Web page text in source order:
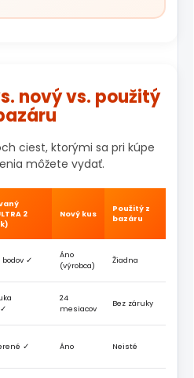
nový vs. použitý
ciest, ktorými sa pri kúpe
môžete vydať.
2
Nový kus
Použitý z
bazáru
✓
Áno
(výrobca)
Žiadna
24
mesiacov
Bez záruky
✓ Áno Neisté